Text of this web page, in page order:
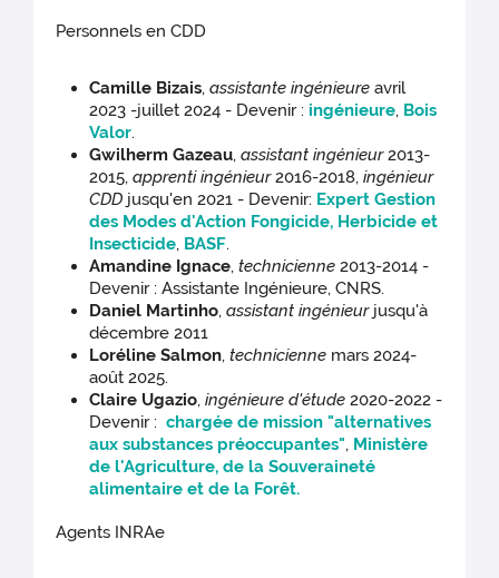
Personnels en CDD
Camille Bizais,assistante ingénieure avril
2023 -juillet 2024 - Devenir : ingénieure, Bois
Valor.
Gwilherm Gazeau,assistant ingénieur2013-
2015,apprenti ingénieur2016-2018,ingénieur
CDD jusqu'en 2021 - Devenir: Expert Gestion
des Modes d'Action Fongicide, Herbicide et
Insecticide, BASF.
Amandine Ignace,technicienne2013-2014 -
Devenir : Assistante Ingénieure, CNRS.
Daniel Martinho,assistant ingénieur jusqu'à
décembre 2011
Loréline Salmon,technicienne mars 2024-
août 2025.
Claire Ugazio,ingénieure d'étude 2020-2022 -
Devenir :chargée de mission "alternatives
aux substances préoccupantes", Ministère
de l'Agriculture, de la Souveraineté
alimentaire et de la Forêt.
Agents INRAe